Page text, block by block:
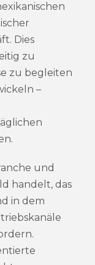
Dies
zu
zu begleiten
–
und
handelt, das
in dem